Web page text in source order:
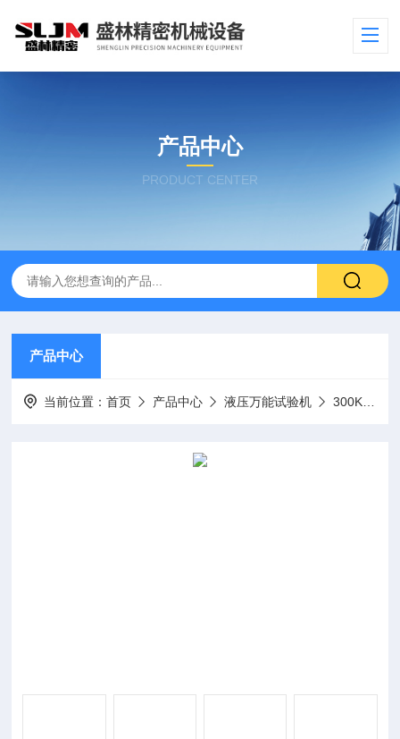
产品中心
PRODUCT CENTER
产品中心
当前位置：首页 产品中心 液压万能试验机 300KN液压万能试验机